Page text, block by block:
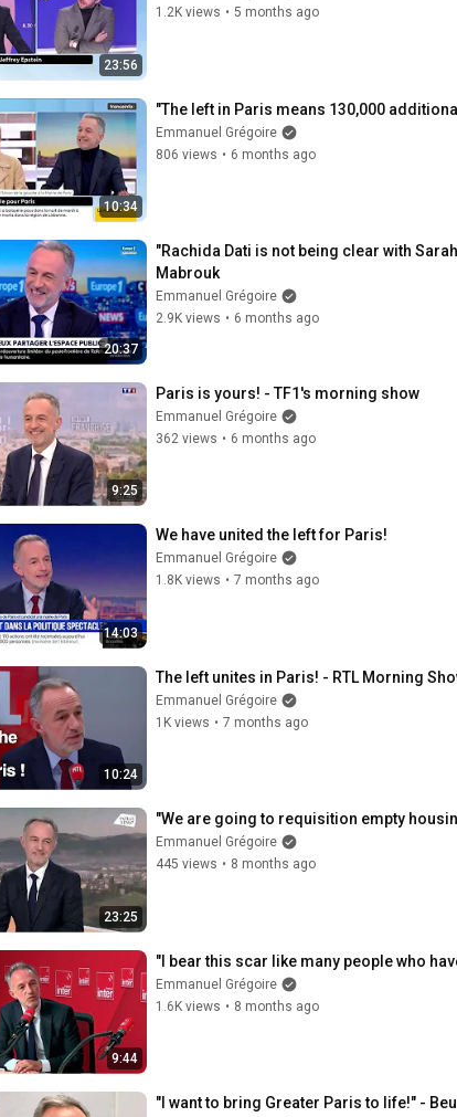
23:56
1.2K views • 5 months ago
10:34
"The left in Paris means 130,000
Emmanuel Grégoire
806 views • 6 months ago
20:37
"Rachida Dati is not being clear with
Mabrouk
Emmanuel Grégoire
2.9K views • 6 months ago
9:25
Paris is yours! - TF1's morning show
Emmanuel Grégoire
362 views • 6 months ago
14:03
We have united the left for Paris!
Emmanuel Grégoire
1.8K views • 7 months ago
10:24
The left unites in Paris! - RTL Morning
Emmanuel Grégoire
1K views • 7 months ago
23:25
"We are going to requisition empty
Emmanuel Grégoire
445 views • 8 months ago
9:44
"I bear this scar like many people who
Emmanuel Grégoire
1.6K views • 8 months ago
"I want to bring Greater Paris to life!" -